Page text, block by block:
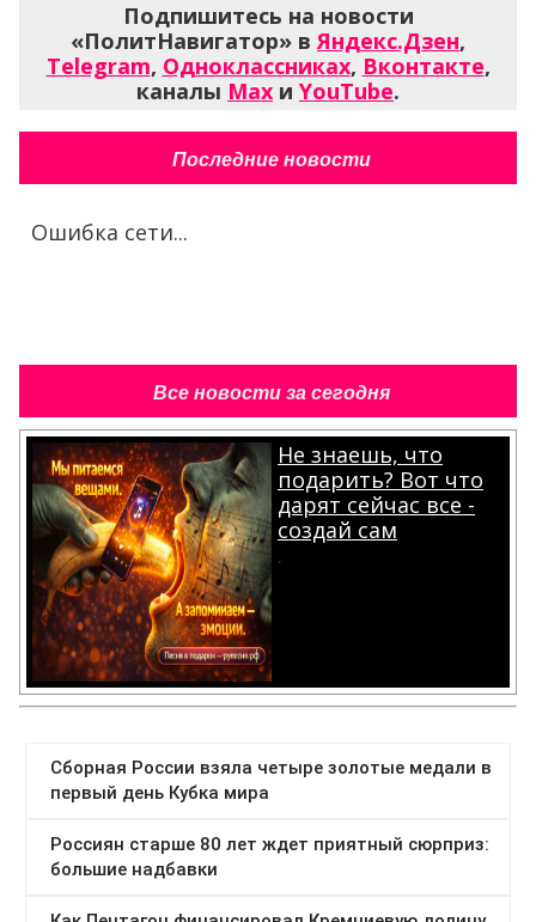
Подпишитесь на новости
«ПолитНавигатор» вЯндекс.Дзен,
Telegram, Одноклассниках, Вконтакте,
каналы Max и YouTube.
Последние новости
Ошибка сети...
Все новости за сегодня
Не знаешь, что
подарить? Вот что
дарят сейчас все -
создай сам
.